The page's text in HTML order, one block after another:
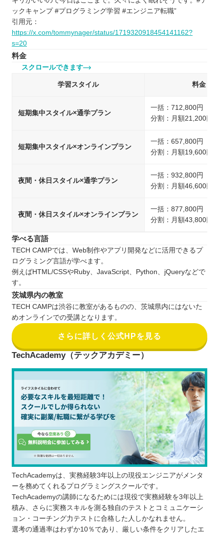
ックキャンプ #プログラミング学習 #エンジニア転職”
引用元：
https://x.com/tommynager/status/1719320918454141162?
s=20
料金
スクロールできます
学習スタイル 料金
短期集中スタイル×通学プラン
一括：712,800円（税
分割：月額21,200円
短期集中スタイル×オンラインプラン
一括：657,800円（税
分割：月額19,600円
夜間・休日スタイル×通学プラン
一括：932,800円（税
分割：月額46,600円
夜間・休日スタイル×オンラインプラン
一括：877,800円（税
分割：月額43,800円
学べる言語
TECH CAMPでは、Web制作やアプリ開発などに活用できるプ
ログラミング言語が学べます。
例えばHTML/CSSやRuby、JavaScript、Python、jQueryなどで
す。
茨城県内の教室
TECH CAMPは渋谷に教室があるものの、茨城県内にはないた
めオンラインでの受講となります。
さらに詳しく公式HPを見る
TechAcademy（テックアカデミー）
TechAcademyは、実務経験3年以上の現役エンジニアがメンタ
ーを務めてくれるプログラミングスクールです。
TechAcademyの講師になるためには現役で実務経験を3年以上
積み、さらに実務スキルを測る独自のテストとコミュニケーシ
ョン・コーチング力テストに合格した人しかなれません。
選考の通過率はわずか10％であり、厳しい条件をクリアしたエ